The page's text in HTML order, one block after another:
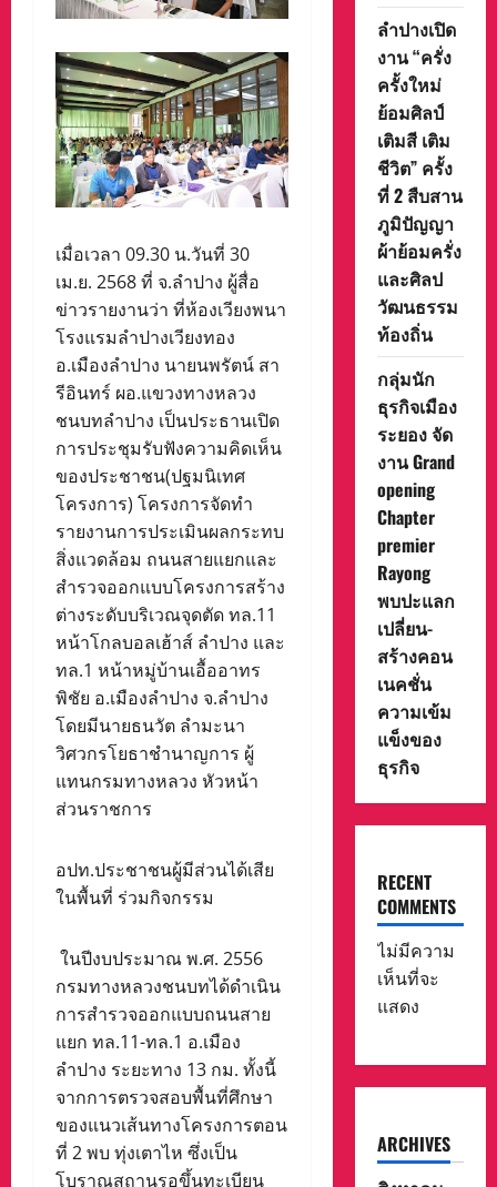
เมื่อเวลา 09.30 น.วันที่ 30
เม.ย. 2568 ที่ จ.ลำปาง ผู้สื่อ
ข่าวรายงานว่า ที่ห้องเวียงพนา
โรงแรมลำปางเวียงทอง
อ.เมืองลำปาง นายนพรัตน์ สา
รีอินทร์ ผอ.แขวงทางหลวง
ชนบทลำปาง เป็นประธานเปิด
การประชุมรับฟังความคิดเห็น
ของประชาชน(ปฐมนิเทศ
โครงการ) โครงการจัดทำ
รายงานการประเมินผลกระทบ
สิ่งแวดล้อม ถนนสายแยกและ
สำรวจออกแบบโครงการสร้าง
ต่างระดับบริเวณจุดตัด ทล.11
หน้าโกลบอลเฮ้าส์ ลำปาง และ
ทล.1 หน้าหมู่บ้านเอื้ออาทร
พิชัย อ.เมืองลำปาง จ.ลำปาง
โดยมีนายธนวัต ลำมะนา
วิศวกรโยธาชำนาญการ ผู้
แทนกรมทางหลวง หัวหน้า
ส่วนราชการ
อปท.ประชาชนผู้มีส่วนได้เสีย
ในพื้นที่ ร่วมกิจกรรม
ในปีงบประมาณ พ.ศ. 2556
กรมทางหลวงชนบทได้ดำเนิน
การสำรวจออกแบบถนนสาย
แยก ทล.11-ทล.1 อ.เมือง
ลำปาง ระยะทาง 13 กม. ทั้งนี้
จากการตรวจสอบพื้นที่ศึกษา
ของแนวเส้นทางโครงการตอน
ที่ 2 พบ ทุ่งเตาไห ซึ่งเป็น
โบราณสถานรอขึ้นทะเบียน
ลำปางเปิด
งาน “ครั่ง
ครั้งใหม่
ย้อมศิลป์
เติมสี เติม
ชีวิต” ครั้ง
ที่ 2 สืบสาน
ภูมิปัญญา
ผ้าย้อมครั่ง
และศิลป
วัฒนธรรม
ท้องถิ่น
กลุ่มนัก
ธุรกิจเมือง
ระยอง จัด
งาน Grand
opening
Chapter
premier
Rayong
พบปะแลก
เปลี่ยน-
สร้างคอน
เนคชั่น
ความเข้ม
แข็งของ
ธุรกิจ
RECENT
COMMENTS
ไม่มีความ
เห็นที่จะ
แสดง
ARCHIVES